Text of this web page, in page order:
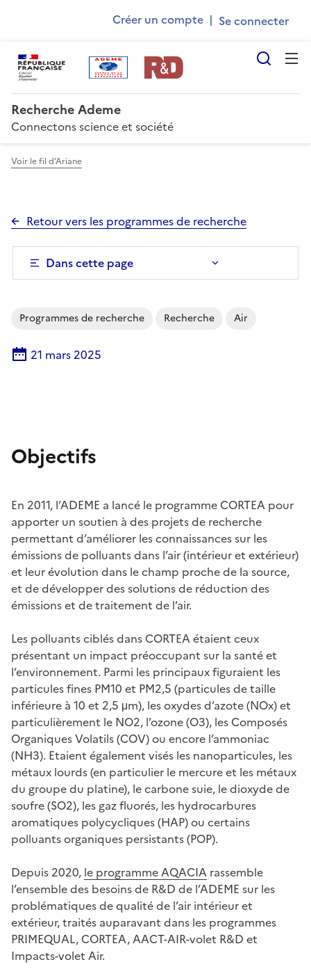
principal
Ademe
account
menu
Créer un compte |
Recherche Ademe
Connectons science et société
Voir le fil d’Ariane
Retour vers les programmes de recherche
Dans cette page
Programmes de recherche Recherche Air
21 mars 2025
Objectifs
En 2011, l’ADEME a lancé le programme CORTEA pour
apporter un soutien à des projets de recherche
permettant d’améliorer les connaissances sur les
émissions de polluants dans l’air (intérieur et extérieur)
et leur évolution dans le champ proche de la source,
et de développer des solutions de réduction des
émissions et de traitement de l’air.
Les polluants ciblés dans CORTEA étaient ceux
présentant un impact préoccupant sur la santé et
l’environnement. Parmi les principaux figuraient les
particules fines PM10 et PM2,5 (particules de taille
inférieure à 10 et 2,5 μm), les oxydes d’azote (NOx) et
particulièrement le NO2, l’ozone (O3), les Composés
Organiques Volatils (COV) ou encore l’ammoniac
(NH3). Etaient également visés les nanoparticules, les
métaux lourds (en particulier le mercure et les métaux
du groupe du platine), le carbone suie, le dioxyde de
soufre (SO2), les gaz fluorés, les hydrocarbures
aromatiques polycycliques (HAP) ou certains
polluants organiques persistants (POP).
Depuis 2020, le programme AQACIA rassemble
l’ensemble des besoins de R&D de l’ADEME sur les
problématiques de qualité de l’air intérieur et
extérieur, traités auparavant dans les programmes
PRIMEQUAL, CORTEA, AACT-AIR-volet R&D et
Impacts-volet Air.